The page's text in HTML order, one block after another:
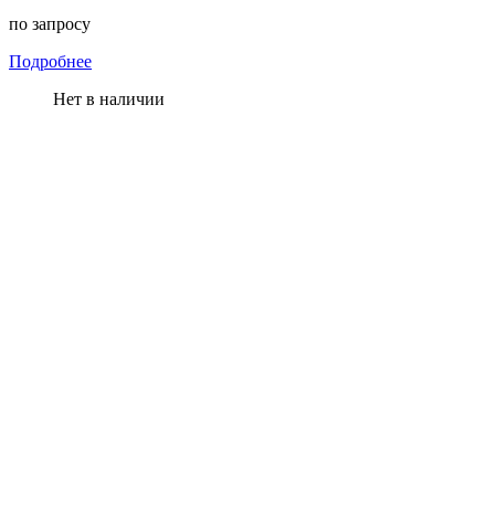
по запросу
Подробнее
Нет в наличии